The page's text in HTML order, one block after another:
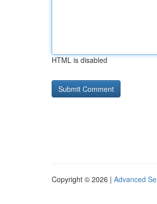
HTML is disabled
Copyright © 2026 | Advanced